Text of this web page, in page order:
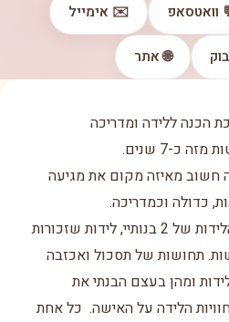
וואטסאפ ✉️ אימייל
🌐 אתר
הכנה ללידה ומדריכה
כ-7 שנים.
חשוב מאיזה מקום את מגיעה
כדולה וכמדריכה.
אני הפכתי לדולה לאחר הלידות של 2 בנותיי, לידות שזכורות
תחושות של תסכול ואכזבה
ומהן בעצם הבנתי את
הלידה על האישה. כל אחת